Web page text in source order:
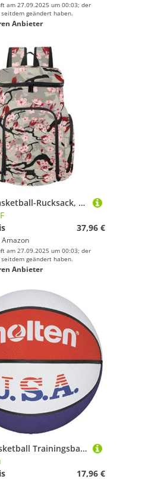
am 27.09.2025 um 00:03; der
geändert haben.
Anbieter
VAPOKF Basketball-Rucksack, Sporttasche mit Ball- und Schuhfach für Fußball, Volleyball, Schwimmen, Fitnessstudio, Reisen, blühendes Kirschblütenmuster
37,96 €
Amazon
am 27.09.2025 um 00:03; der
geändert haben.
Anbieter
Molten Basketball Trainingsball USA Gummi
17,96 €